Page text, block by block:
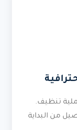
تنظيف.
من البداية